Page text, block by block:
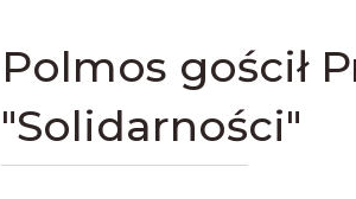
Polmos gościł
"Solidarności"